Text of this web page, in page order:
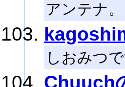
アンテナ。
しおみつで
Chuuch